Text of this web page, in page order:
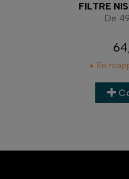
FILTRE
De
En